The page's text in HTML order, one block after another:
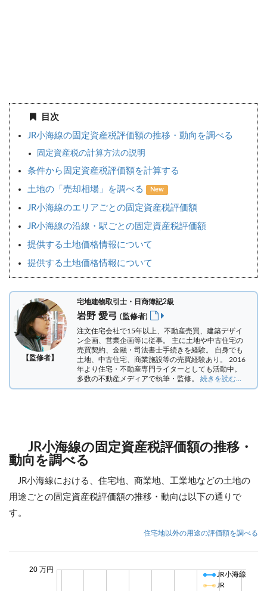
目次
JR小海線の固定資産税評価額の推移・動向を調べる
固定資産税の計算方法の説明
条件から固定資産税評価額を計算する
土地の「売却相場」を調べる New
JR小海線のエリアごとの固定資産税評価額
JR小海線の沿線・駅ごとの固定資産税評価額
提供する土地価格情報について
提供する土地価格情報について
【監修者】
宅地建物取引士・日商簿記2級
岩野 愛弓 (監修者)
注文住宅会社で15年以上、不動産売買、建築デザイ
ン企画、営業企画等に従事。 主に土地や中古住宅の
売買契約、金融・司法書士手続きを経験。 自身でも
土地、中古住宅、商業施設等の売買経験あり。 2016
年より住宅・不動産専門ライターとしても活動中。
多数の不動産メディアで執筆・監修。 続きを読む...
JR小海線の固定資産税評価額の推移・
動向を調べる
JR小海線における、住宅地、商業地、工業地などの土地の
用途ごとの固定資産税評価額の推移・動向は以下の通りで
す。
住宅地以外の用途の評価額を調べる
20 万円
JR小海線
JR